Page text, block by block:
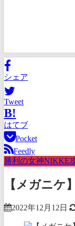
シェア
Tweet
B!
はてブ
Pocket
Feedly
勝利の女神NIKKE
【メガニケ
2022年12月12日